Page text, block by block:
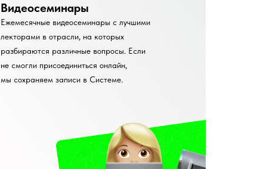
Видеосеминары
Ежемесячные видеосеминары с лучшими
лекторами в отрасли, на которых
разбираются различные вопросы. Если
не смогли присоединиться онлайн,
мы сохраняем записи в Системе.